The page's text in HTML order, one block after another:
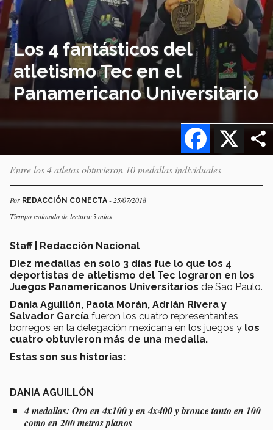
Los 4 fantásticos del
atletismo Tec en el
Panamericano Universitario
X
Facebook
Entre los 4 atletas obtuvieron 10 medallas individuales
Por REDACCIÓN CONECTA - 25/07/2018
Tiempo estimado de lectura:5 mins
Staff | Redacción Nacional
Diez medallas en solo 3 días fue lo que los 4
deportistas de atletismo del Tec lograron en los
Juegos Panamericanos Universitarios de Sao Paulo.
Dania Aguillón, Paola Morán, Adrián Rivera y
Salvador García fueron los cuatro representantes
borregos en la delegación mexicana en los juegos y los
cuatro obtuvieron más de una medalla.
Estas son sus historias:
DANIA AGUILLÓN
4 medallas: Oro en 4x100 y en 4x400 y bronce tanto en 100
como en 200 metros planos